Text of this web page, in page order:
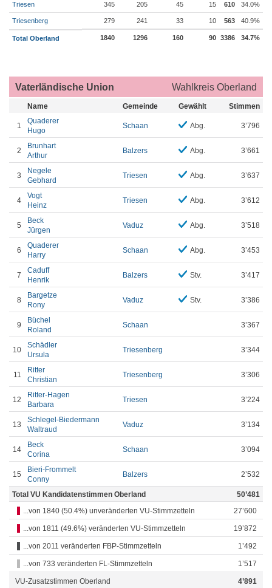
Triesen 345 205 45 15 610 34.0%
Triesenberg 279 241 33 10 563 40.9%
Total Oberland 1840 1296 160 90 3386 34.7%
Vaterländische Union Wahlkreis Oberland
Name Gemeinde Gewählt Stimmen
1
Quaderer
Hugo
Schaan Abg. 3’796
2
Brunhart
Arthur
Balzers Abg. 3’661
3
Negele
Gebhard
Triesen Abg. 3’637
4
Vogt
Heinz
Triesen Abg. 3’612
5
Beck
Jürgen
Vaduz Abg. 3’518
6
Quaderer
Harry
Schaan Abg. 3’453
7
Caduff
Henrik
Balzers Stv. 3’417
8
Bargetze
Rony
Vaduz Stv. 3’386
9
Büchel
Roland
Schaan 3’367
10
Schädler
Ursula
Triesenberg 3’344
11
Ritter
Christian
Triesenberg 3’306
12
Ritter-Hagen
Barbara
Triesen 3’224
13
Schlegel-Biedermann
Waltraud
Vaduz 3’134
14
Beck
Corina
Schaan 3’094
15
Bieri-Frommelt
Conny
Balzers 2’532
Total VU Kandidatenstimmen Oberland
50’481
...von 1840 (50.4%) unveränderten VU-Stimmzetteln
27’600
...von 1811 (49.6%) veränderten VU-Stimmzetteln 19’872
...von 2011 veränderten FBP-Stimmzetteln 1’492
...von 733 veränderten FL-Stimmzetteln 1’517
VU-Zusatzstimmen Oberland 4’891